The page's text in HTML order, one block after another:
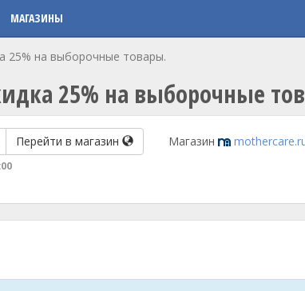
МАГАЗИНЫ
25% на выборочные товары.
25% на выборочные
Перейти в магазин Магазин